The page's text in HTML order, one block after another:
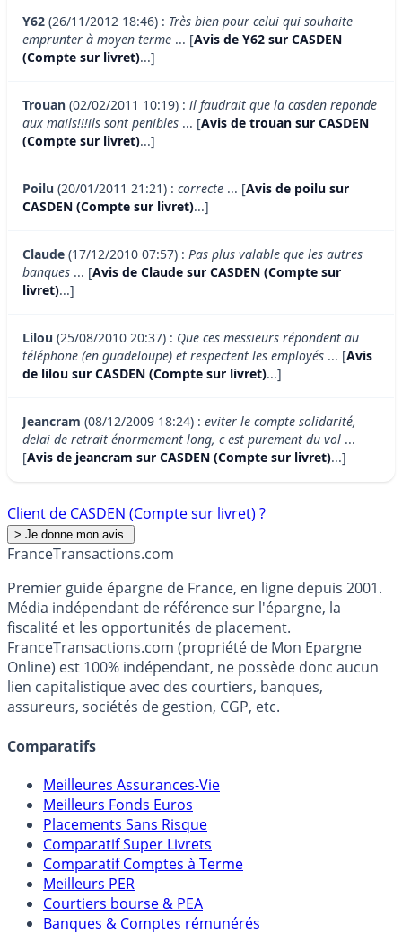
Y62 (26/11/2012 18:46) : Très bien pour celui qui souhaite
emprunter à moyen terme ... [Avis de Y62 sur CASDEN
(Compte sur livret)...]
Trouan (02/02/2011 10:19) : il faudrait que la casden reponde
aux mails!!!ils sont penibles ... [Avis de trouan sur CASDEN
(Compte sur livret)...]
Poilu (20/01/2011 21:21) : correcte ... [Avis de poilu sur
CASDEN (Compte sur livret)...]
Claude (17/12/2010 07:57) : Pas plus valable que les autres
banques ... [Avis de Claude sur CASDEN (Compte sur
livret)...]
Lilou (25/08/2010 20:37) : Que ces messieurs répondent au
téléphone (en guadeloupe) et respectent les employés ... [Avis
de lilou sur CASDEN (Compte sur livret)...]
Jeancram (08/12/2009 18:24) : eviter le compte solidarité,
delai de retrait énormement long, c est purement du vol ...
[Avis de jeancram sur CASDEN (Compte sur livret)...]
Client de CASDEN (Compte sur livret) ?
FranceTransactions.com
Premier guide épargne de France, en ligne depuis 2001.
Média indépendant de référence sur l'épargne, la
fiscalité et les opportunités de placement.
FranceTransactions.com (propriété de Mon Epargne
Online) est 100% indépendant, ne possède donc aucun
lien capitalistique avec des courtiers, banques,
assureurs, sociétés de gestion, CGP, etc.
Comparatifs
Meilleures Assurances-Vie
Meilleurs Fonds Euros
Placements Sans Risque
Comparatif Super Livrets
Comparatif Comptes à Terme
Meilleurs PER
Courtiers bourse & PEA
Banques & Comptes rémunérés